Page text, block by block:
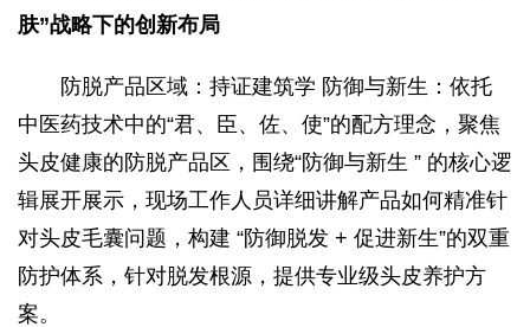
肤”战略下的创新布局
防脱产品区域：持证建筑学 防御与新生：依托
中医药技术中的“君、臣、佐、使”的配方理念，聚焦
头皮健康的防脱产品区，围绕“防御与新生 ” 的核心逻
辑展开展示，现场工作人员详细讲解产品如何精准针
对头皮毛囊问题，构建 “防御脱发 + 促进新生”的双重
防护体系，针对脱发根源，提供专业级头皮养护方
案。